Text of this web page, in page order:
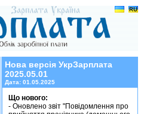
УкрЗарплата 2025.05.01
Нова версія УкрЗарплата
2025.05.01
Дата: 01.05.2025
Що нового:
- Оновлено звіт "Повідомлення про